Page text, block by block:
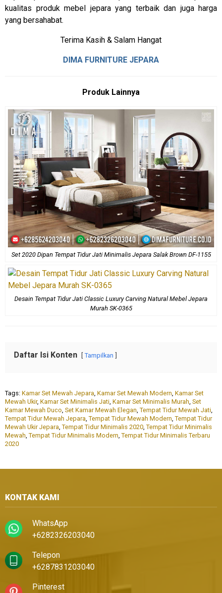
kualitas produk mebel jepara yang terbaik dan juga harga
yang bersahabat.
Terima Kasih & Salam Hangat
DIMA FURNITURE JEPARA
Produk Lainnya
Set 2020 Dipan Tempat Tidur Jati Minimalis Jepara Salak Brown DF-1155
Desain Tempat Tidur Jati Classic Luxury Carving Natural Mebel Jepara
Murah SK-0365
Daftar Isi Konten Tampilkan
Tags: Kamar Set Mewah Jepara Kamar Set Mewah Modern Kamar Set
Mewah Ukir, Kamar Set Minimalis Jati Kamar Set Minimalis Murah Set
Kamar Mewah Duco Set Kamar Mewah Elegan Tempat Tidur Mewah Jati
Tempat Tidur Mewah Jepara Tempat Tidur Mewah Modern Tempat Tidur
Mewah Ukir Jepara Tempat Tidur Minimalis 2020 Tempat Tidur Minimalis
Mewah Tempat Tidur Minimalis Modern Tempat Tidur Minimalis Terbaru
2020
KONTAK KAMI
WhatsApp
+6282326203040
Telepon
+6287831203040
Pinterest